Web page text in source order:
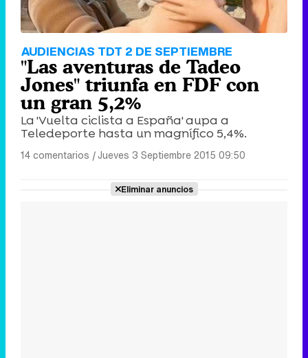
AUDIENCIAS TDT 2 DE SEPTIEMBRE
"Las aventuras de Tadeo
Jones" triunfa en FDF con
un gran 5,2%
La 'Vuelta ciclista a España' aupa a
Teledeporte hasta un magnífico 5,4%.
14 comentarios |Jueves 3 Septiembre 2015 09:50
Eliminar anuncios